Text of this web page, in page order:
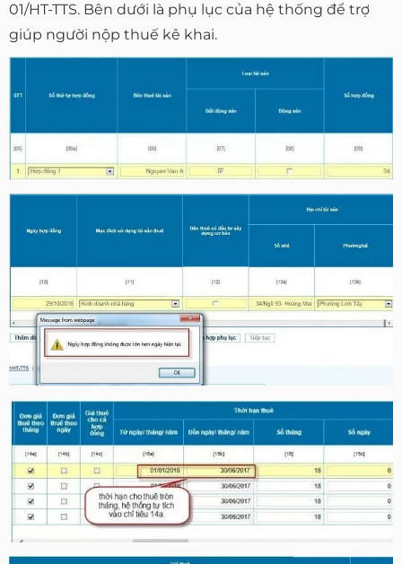
01/HT-TTS. Bên dưới là phụ lục của hệ thống để trợ
giúp người nộp thuế kê khai.